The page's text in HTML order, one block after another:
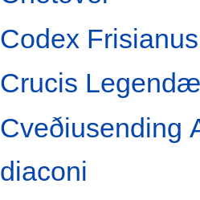
Codex Frisianus
Crucis
Cveðiusending
diaconi